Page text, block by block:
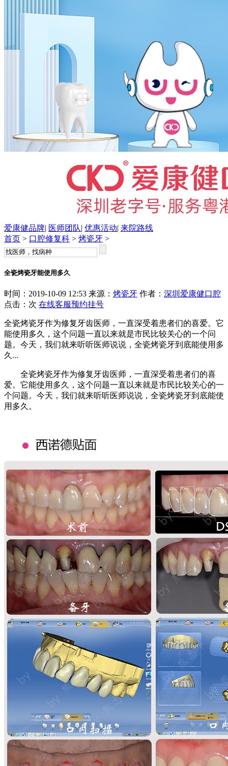
爱康健品牌| 医师团队| 优惠活动| 来院路线
首页 > 口腔修复科 > 烤瓷牙 >
全瓷烤瓷牙能使用多久
时间：2019-10-09 12:53 来源： 烤瓷牙 作者： 深圳爱康健口腔
点击： 次 在线客服预约挂号
全瓷烤瓷牙作为修复牙齿医师，一直深受着患者们的喜爱。它
能使用多久，这个问题一直以来就是市民比较关心的一个问
题。今天，我们就来听听医师说说，全瓷烤瓷牙到底能使用多
久...
全瓷烤瓷牙作为修复牙齿医师，一直深受着患者们的喜
爱。它能使用多久，这个问题一直以来就是市民比较关心的一
个问题。今天，我们就来听听医师说说，全瓷烤瓷牙到底能使
用多久。